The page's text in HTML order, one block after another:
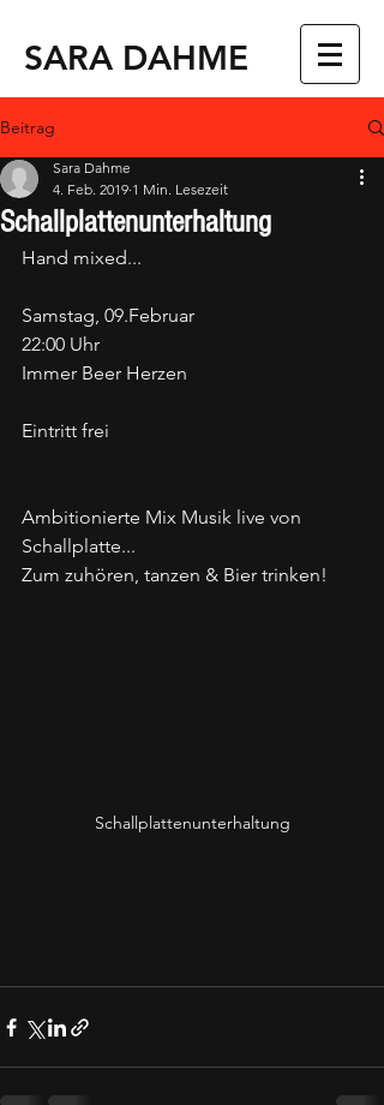
SARA DAHME
Beitrag
Schallplattenunterhaltung
Sara Dahme
4. Feb. 2019 1 Min. Lesezeit
Hand mixed...
Samstag, 09.Februar
22:00 Uhr
Immer Beer Herzen
Eintritt frei
​Ambitionierte Mix Musik live von
Schallplatte...
Zum zuhören, tanzen & Bier trinken!
Schallplattenunterhaltung